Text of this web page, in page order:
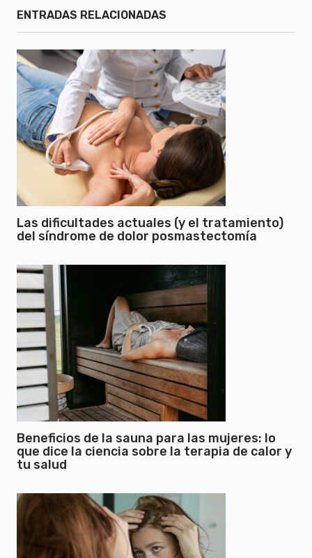
ENTRADAS RELACIONADAS
Las dificultades actuales (y el tratamiento)
del síndrome de dolor posmastectomía
Beneficios de la sauna para las mujeres: lo
que dice la ciencia sobre la terapia de calor y
tu salud